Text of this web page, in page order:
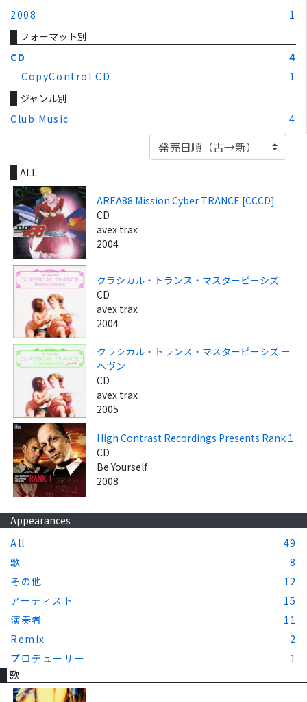
2008
1
フォーマット別
CD
4
CopyControl CD
1
ジャンル別
Club Music
4
ALL
AREA88 Mission Cyber TRANCE [CCCD]
CD
avex trax
2004
クラシカル・トランス・マスターピーシズ
CD
avex trax
2004
クラシカル・トランス・マスターピーシズ －
ヘヴン－
CD
avex trax
2005
High Contrast Recordings Presents Rank 1
CD
Be Yourself
2008
Appearances
All
49
歌
8
その他
12
アーティスト
15
演奏者
11
Remix
2
プロデューサー
1
歌